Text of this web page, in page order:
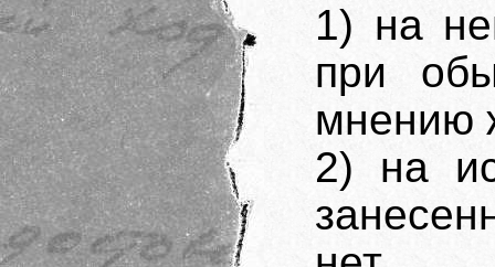
1) на
при
мнению
2) на